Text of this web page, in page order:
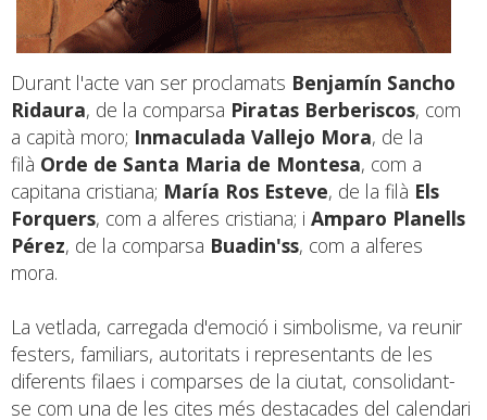
Durant l'acte van ser proclamats Benjamín Sancho
Ridaura, de la comparsa Piratas Berberiscos, com
a capità moro; Inmaculada Vallejo Mora, de la
filà Orde de Santa Maria de Montesa, com a
capitana cristiana; María Ros Esteve, de la filà Els
Forquers, com a alferes cristiana; i Amparo Planells
Pérez, de la comparsa Buadin'ss, com a alferes
mora.
La vetlada, carregada d'emoció i simbolisme, va reunir
festers, familiars, autoritats i representants de les
diferents filaes i comparses de la ciutat, consolidant-
se com una de les cites més destacades del calendari